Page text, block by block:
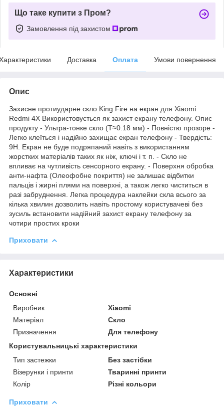
Що таке купити з Пром?
Замовлення під захистом
Доставка Оплата Умови повернення
Опис
Захисне протиударне скло King Fire на екран для Xiaomi
Redmi 4X Використовується як захист екрану телефону. Опис
продукту - Ультра-тонке скло (T≈0.18 мм) - Повністю прозоре -
Легко клеїться і надійно захищає екран телефону - Твердість:
9H. Екран не буде подряпаний навіть з використанням
жорстких матеріалів таких як ніж, ключі і т. п. - Скло не
впливає на чутливість сенсорного екрану. - Поверхня обробка
анти-нафта (Олеофобне покриття) не залишає відбитки
пальців і жирні плями на поверхні, а також легко чиститься в
разі забруднення. Легка процедура наклейки скла всього за
кілька хвилин дозволить навіть простому користувачеві без
зусиль встановити надійний захист екрану телефону за
чотири простих кроки
Приховати
Характеристики
Основні
Виробник
Xiaomi
Матеріал
Скло
Призначення
Для телефону
Користувальницькі характеристики
Тип застежки
Без застібки
Візерунки і принти
Тваринні принти
Колір
Різні кольори
Приховати